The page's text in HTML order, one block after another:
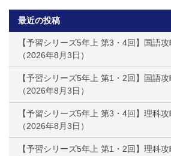
最近の投稿
【予習シリーズ5年上 第3・4回】国語
2026年8月3日
【予習シリーズ5年上 第1・2回】国語
2026年8月3日
【予習シリーズ5年上 第3・4回】理科
2026年8月3日
【予習シリーズ5年上 第1・2回】理科